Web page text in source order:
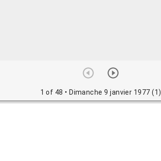
1 of 48 • Dimanche 9 janvier 1977 (1)